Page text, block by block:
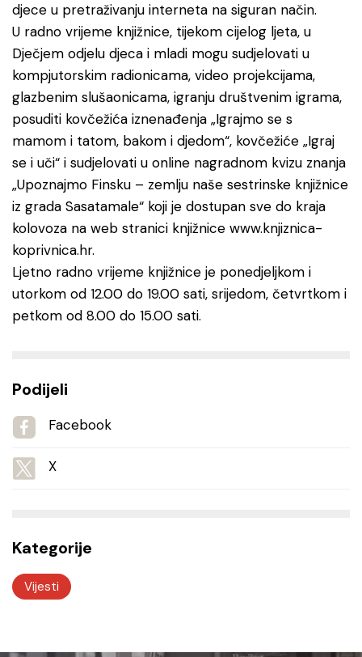
djece u pretraživanju interneta na siguran način.
U radno vrijeme knjižnice, tijekom cijelog ljeta, u
Dječjem odjelu djeca i mladi mogu sudjelovati u
kompjutorskim radionicama, video projekcijama,
glazbenim slušaonicama, igranju društvenim igrama,
posuditi kovčežića iznenađenja „Igrajmo se s
mamom i tatom, bakom i djedom“, kovčežiće „Igraj
se i uči“ i sudjelovati u online nagradnom kvizu znanja
„Upoznajmo Finsku – zemlju naše sestrinske knjižnice
iz grada Sasatamale“ koji je dostupan sve do kraja
kolovoza na web stranici knjižnice www.knjiznica-
koprivnica.hr.
Ljetno radno vrijeme knjižnice je ponedjeljkom i
utorkom od 12.00 do 19.00 sati, srijedom, četvrtkom i
petkom od 8.00 do 15.00 sati.
Podijeli
Facebook
X
Kategorije
Vijesti